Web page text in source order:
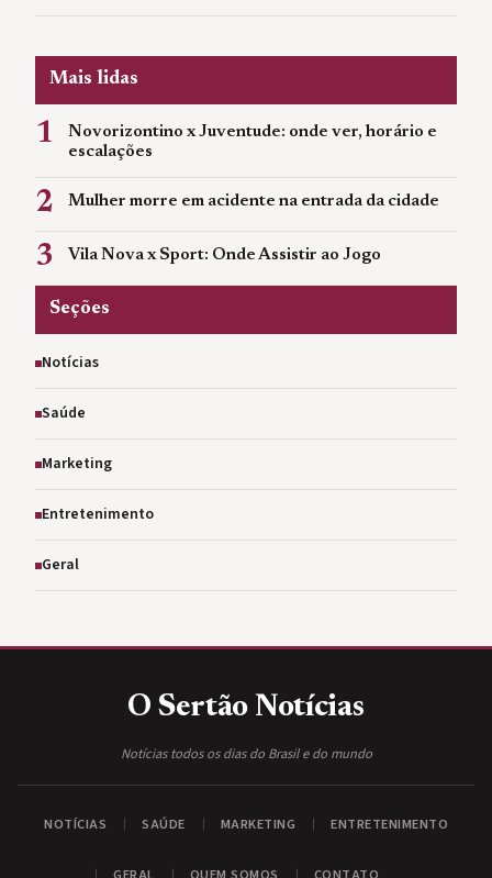
Mais lidas
1
Novorizontino x Juventude: onde ver, horário e
escalações
2 Mulher morre em acidente na entrada da cidade
3 Vila Nova x Sport: Onde Assistir ao Jogo
Seções
Notícias
Saúde
Marketing
Entretenimento
Geral
O Sertão Notícias
Notícias todos os dias do Brasil e do mundo
NOTÍCIAS SAÚDE MARKETING ENTRETENIMENTO